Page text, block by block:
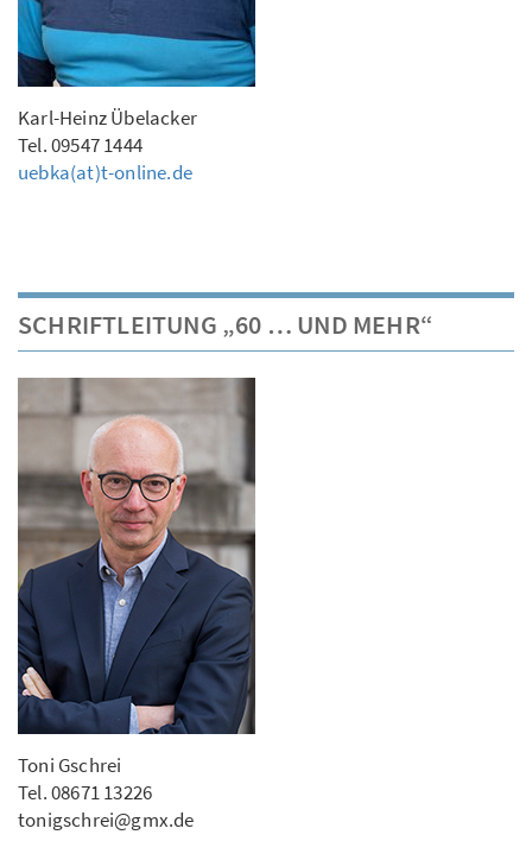
Karl-Heinz Übelacker
Tel. 09547 1444
uebka(at)t-online.de
SCHRIFTLEITUNG „60 … UND MEHR“
Toni Gschrei
Tel. 08671 13226
tonigschrei@gmx.de